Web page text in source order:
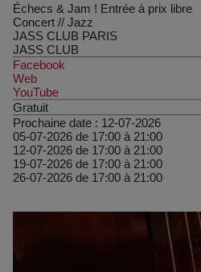
Échecs & Jam ! Entrée à prix libre
Concert // Jazz
JASS CLUB PARIS
JASS CLUB
Facebook
Web
YouTube
Gratuit
Prochaine date : 12-07-2026
05-07-2026 de 17:00 à 21:00
12-07-2026 de 17:00 à 21:00
19-07-2026 de 17:00 à 21:00
26-07-2026 de 17:00 à 21:00